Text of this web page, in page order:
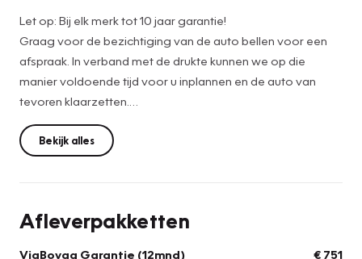
Let op: Bij elk merk tot 10 jaar garantie!
Graag voor de bezichtiging van de auto bellen voor een
afspraak. In verband met de drukte kunnen we op die
manier voldoende tijd voor u inplannen en de auto van
tevoren klaarzetten.
De netto prijs bedraagt: €14.799,-. Voor de netto prijs
leveren wij de auto onder de volgende voorwaarden:
• APK en Leges
Bekijk alles
Afleverpakketten
ViaBovag Garantie (12mnd)
€ 751